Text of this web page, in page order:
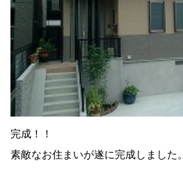
完成！！
素敵なお住まいが遂に完成しました。